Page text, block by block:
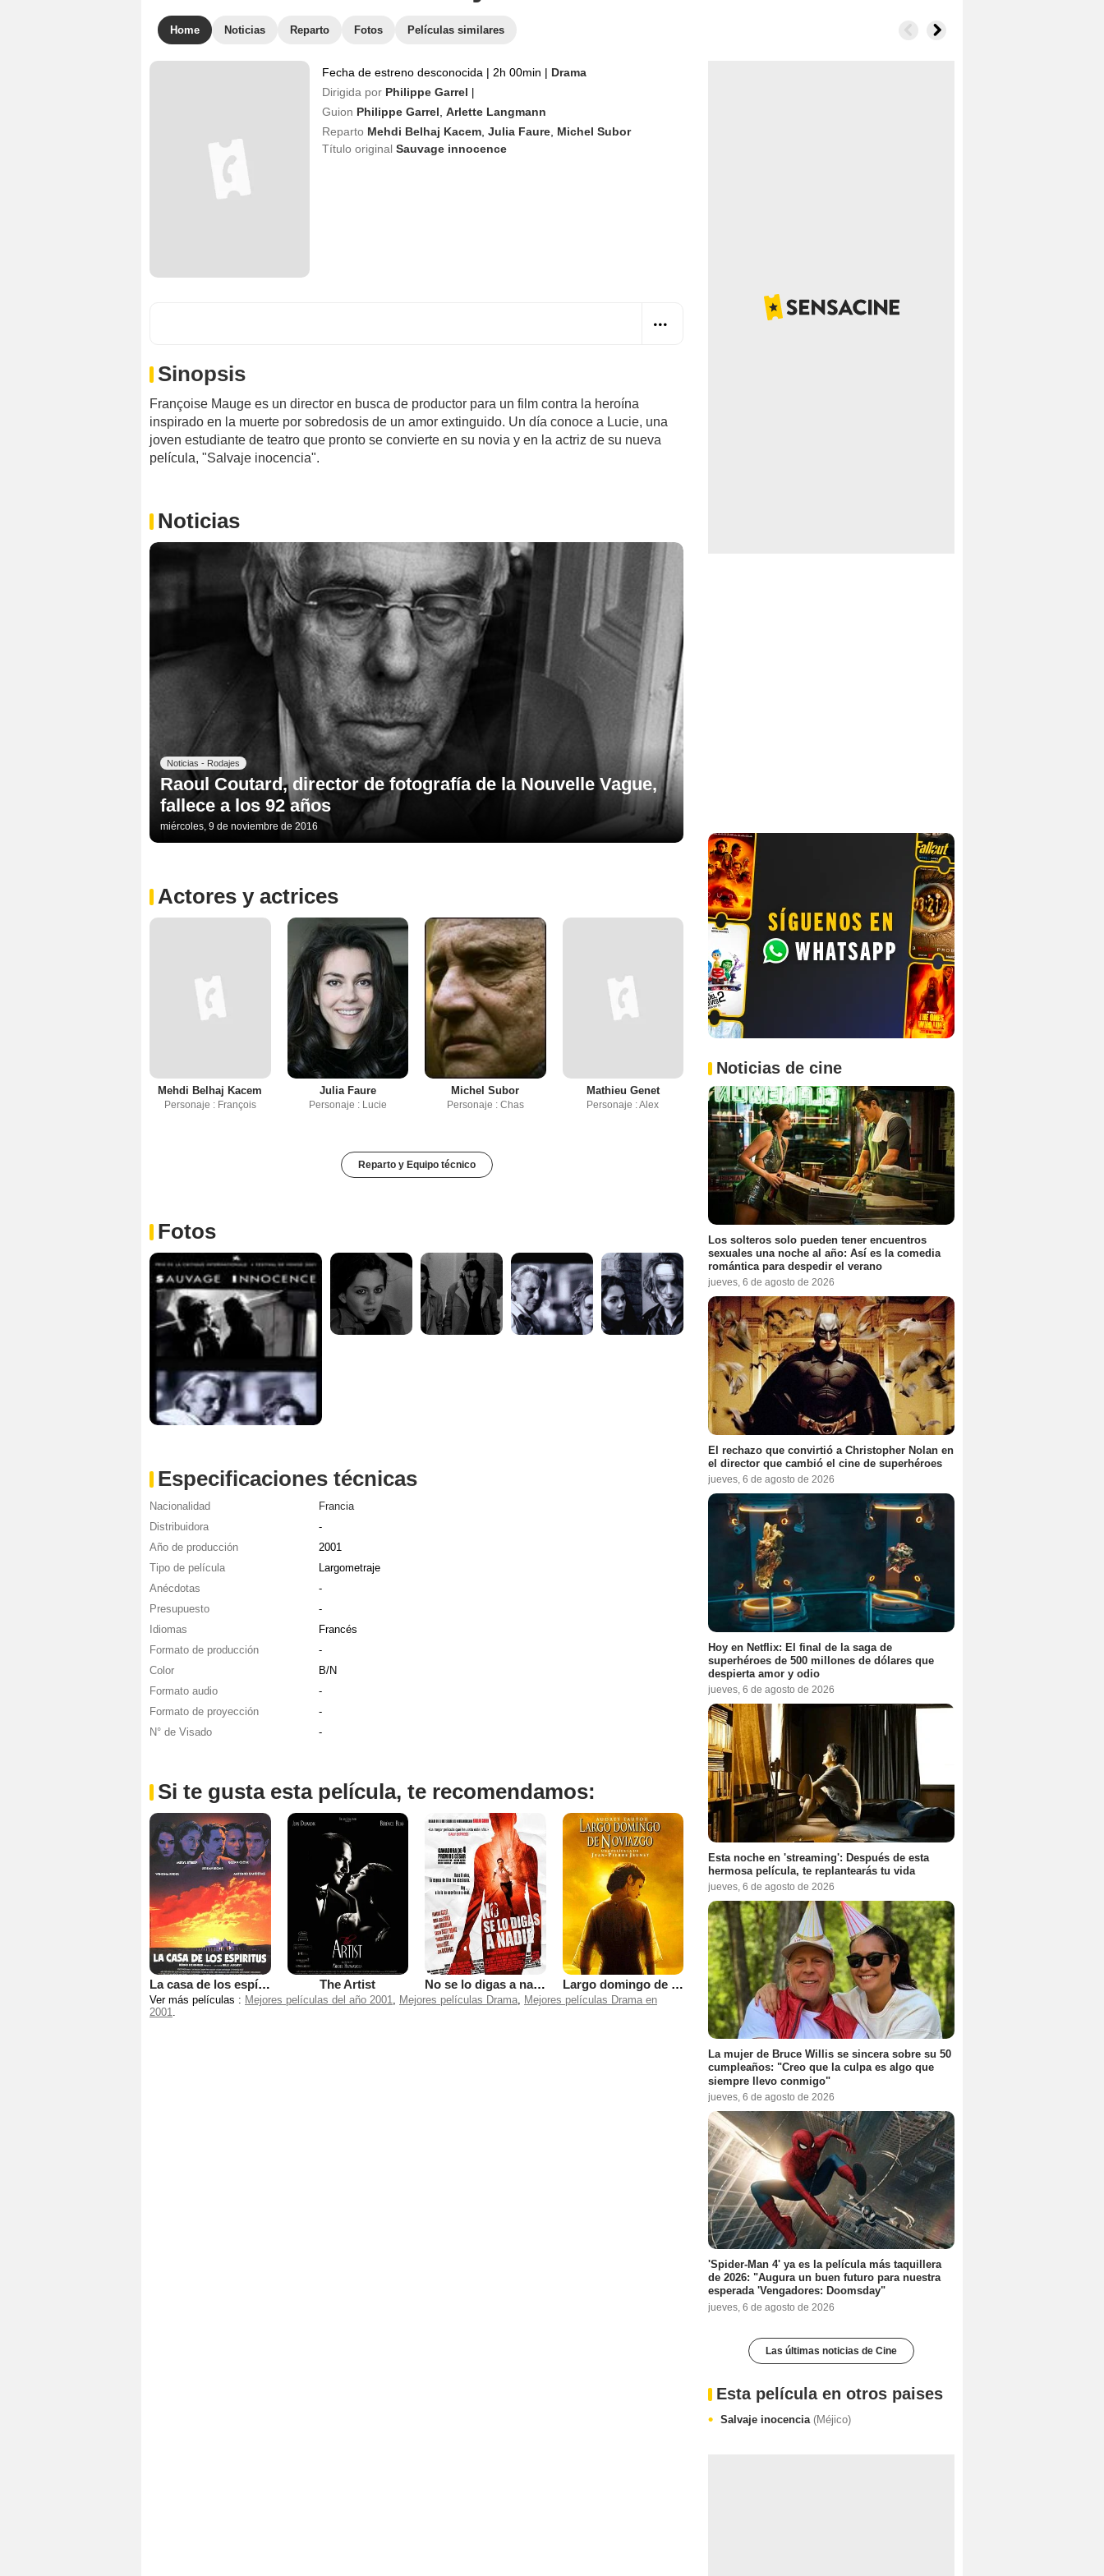
Home Noticias Reparto Fotos Películas similares
Fecha de estreno desconocida | 2h 00min | Drama
Dirigida por Philippe Garrel
Guion Philippe Garrel Arlette Langmann
Reparto Mehdi Belhaj Kacem Julia Faure Michel Subor
Título original Sauvage innocence
Sinopsis
Françoise Mauge es un director en busca de productor para un film contra la heroína
inspirado en la muerte por sobredosis de un amor extinguido. Un día conoce a Lucie, una
joven estudiante de teatro que pronto se convierte en su novia y en la actriz de su nueva
película, "Salvaje inocencia".
Noticias
Noticias - Rodajes
Raoul Coutard, director de fotografía de la Nouvelle Vague,
fallece a los 92 años
miércoles, 9 de noviembre de 2016
Actores y actrices
Mehdi Belhaj Kacem
Personaje : François
Julia Faure
Personaje : Lucie
Michel Subor
Personaje : Chas
Mathieu Genet
Personaje : Alex
Reparto y Equipo técnico
Fotos
Especificaciones técnicas
Nacionalidad
Francia
Distribuidora
-
Año de producción
2001
Tipo de película
Largometraje
Anécdotas
-
Presupuesto
-
Idiomas
Francés
Formato de producción
-
Color
B/N
Formato audio
-
Formato de proyección
-
N° de Visado
-
Si te gusta esta película, te recomendamos:
La casa de los espíritus The Artist No se lo digas a nadie Largo domingo de noviazgo
Ver más películas : Mejores películas del año 2001 Mejores películas Drama
Mejores películas Drama en
2001
Noticias de cine
Los solteros solo pueden tener encuentros
sexuales una noche al año: Así es la comedia
romántica para despedir el verano
jueves, 6 de agosto de 2026
El rechazo que convirtió a Christopher Nolan en
el director que cambió el cine de superhéroes
jueves, 6 de agosto de 2026
Hoy en Netflix: El final de la saga de
superhéroes de 500 millones de dólares que
despierta amor y odio
jueves, 6 de agosto de 2026
Esta noche en 'streaming': Después de esta
hermosa película, te replantearás tu vida
jueves, 6 de agosto de 2026
La mujer de Bruce Willis se sincera sobre su 50
cumpleaños: "Creo que la culpa es algo que
siempre llevo conmigo"
jueves, 6 de agosto de 2026
'Spider-Man 4' ya es la película más taquillera
de 2026: "Augura un buen futuro para nuestra
esperada 'Vengadores: Doomsday"
jueves, 6 de agosto de 2026
Las últimas noticias de Cine
Esta película en otros paises
Salvaje inocencia (Méjico)